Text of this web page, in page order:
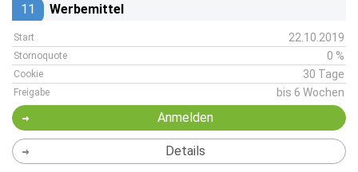
11 Werbemittel
Start 22.10.2019
Stornoquote 0 %
Cookie 30 Tage
Freigabe bis 6 Wochen
Anmelden
Details